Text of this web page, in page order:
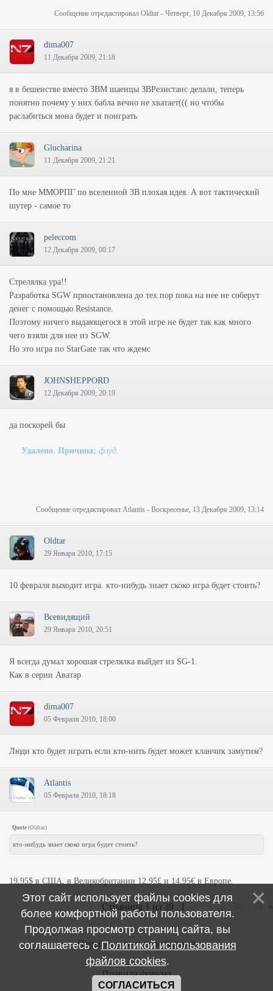
Сообщение отредактировал Oldtar - Четверг, 10 Декабря 2009, 13:56
dima007
11 Декабря 2009, 21:18
я в бешенстве вместо ЗВМ шаенцы ЗВРезистанс делали, теперь
понятно почему у них бабла вечно не хватает((( но чтобы
раслабиться мона будет и поиграть
Glucharina
11 Декабря 2009, 21:21
По мне ММОРПГ по вселенной ЗВ плохая идея. А вот тактический
шутер - самое то
peleccom
12 Декабря 2009, 00:17
Стрелялка ура!!
Разработка SGW приостановлена до тех пор пока на нее не соберут
денег с помощью Resistance.
Поэтому ничего выдающегося в этой игре не будет так как много
чего взяли для нее из SGW.
Но это игра по StarGate так что ждемс
JOHNSHEPPORD
12 Декабря 2009, 20:19
да поскорей бы
Удалено. Причина: флуд.
Сообщение отредактировал Atlantis - Воскресенье, 13 Декабря 2009, 13:14
Oldtar
29 Января 2010, 17:15
10 февраля выходит игра. кто-нибудь знает скоко игра будет стоить?
Всевидящий
29 Января 2010, 20:51
Я всегда думал хорошая стрелялка выйдет из SG-1.
Как в серии Аватар
dima007
05 Февраля 2010, 18:00
Люди кто будет играть если кто-нить будет может кланчик замутим?
Atlantis
05 Февраля 2010, 18:18
Quote (Oldtar)
кто-нибудь знает скоко игра будет стоить?
19,95$ в США, в Великобритании 12,95£ и 14,95€ в Европе.
Страница 1 из 39 1 … 39 »
Перейти к ленте сообщений
Правила форума
Этот сайт использует файлы cookies для
более комфортной работы пользователя.
Продолжая просмотр страниц сайта, вы
соглашаетесь сПолитикой использования
файлов cookies.
СОГЛАСИТЬСЯ